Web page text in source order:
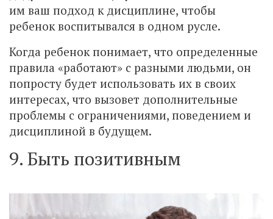
им ваш подход к дисциплине, чтобы
ребенок воспитывался в одном русле.
Когда ребенок понимает, что определенные
правила «работают» с разными людьми, он
попросту будет использовать их в своих
интересах, что вызовет дополнительные
проблемы с ограничениями, поведением и
дисциплиной в будущем.
9. Быть позитивным